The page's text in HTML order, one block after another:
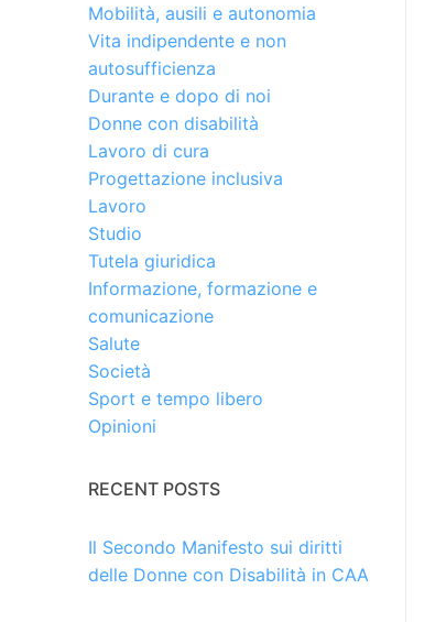
Mobilità, ausili e autonomia
Vita indipendente e non
autosufficienza
Durante e dopo di noi
Donne con disabilità
Lavoro di cura
Progettazione inclusiva
Lavoro
Studio
Tutela giuridica
Informazione, formazione e
comunicazione
Salute
Società
Sport e tempo libero
Opinioni
RECENT POSTS
Il Secondo Manifesto sui diritti
delle Donne con Disabilità in CAA